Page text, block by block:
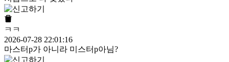
ㅋㅋ
2026-07-28 22:01:16
마스터p가 아니라 미스터p아님?